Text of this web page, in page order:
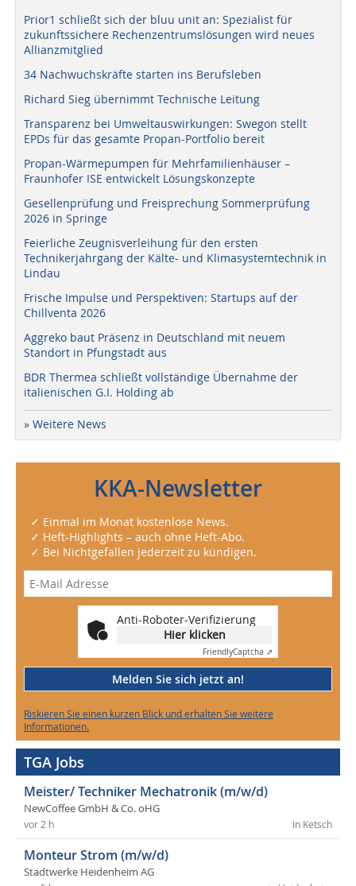
Prior1 schließt sich der bluu unit an: Spezialist für
zukunftssichere Rechenzentrumslösungen wird neues
Allianzmitglied
34 Nachwuchskräfte starten ins Berufsleben
Richard Sieg übernimmt Technische Leitung
Transparenz bei Umweltauswirkungen: Swegon stellt
EPDs für das gesamte Propan-Portfolio bereit
Propan-Wärmepumpen für Mehrfamilienhäuser –
Fraunhofer ISE entwickelt Lösungskonzepte
Gesellenprüfung und Freisprechung Sommerprüfung
2026 in Springe
Feierliche Zeugnisverleihung für den ersten
Technikerjahrgang der Kälte- und Klimasystemtechnik in
Lindau
Frische Impulse und Perspektiven: Startups auf der
Chillventa 2026
Aggreko baut Präsenz in Deutschland mit neuem
Standort in Pfungstadt aus
BDR Thermea schließt vollständige Übernahme der
italienischen G.I. Holding ab
» Weitere News
KKA-Newsletter
✓ Einmal im Monat kostenlose News.
✓ Heft-Highlights – auch ohne Heft-Abo.
✓ Bei Nichtgefallen jederzeit zu kündigen.
Anti-Roboter-Verifizierung
Hier klicken
FriendlyCaptcha ⇗
Melden Sie sich jetzt an!
Riskieren Sie einen kurzen Blick und erhalten Sie weitere
Informationen.
TGA Jobs
Meister/ Techniker Mechatronik (m/w/d)
NewCoffee GmbH & Co. oHG
in Ketsch
vor 2 h
Monteur Strom (m/w/d)
Stadtwerke Heidenheim AG